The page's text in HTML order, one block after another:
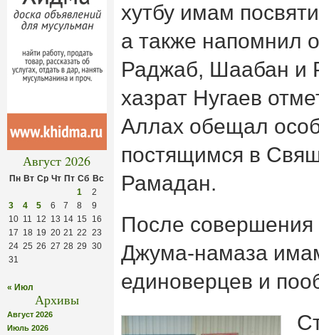
Август 2026
Пн Вт Ср Чт Пт Сб Вс
1
2
3
4 5 6 7 8
9
10 11 12 13 14 15
16
17 18 19 20 21 22 23
24 25 26 27 28 29 30
31
« Июл
Архивы
Август 2026
Июль 2026
хутбу имам
а также напомнил
Раджаб, Шаабан и
хазрат Нугаев
Аллах обещал
постящимся в
Рамадан.
После совершения
Джума-намаза
единоверцев и